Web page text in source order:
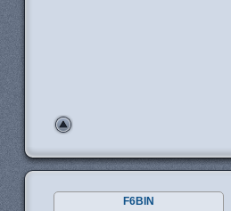
F6BIN